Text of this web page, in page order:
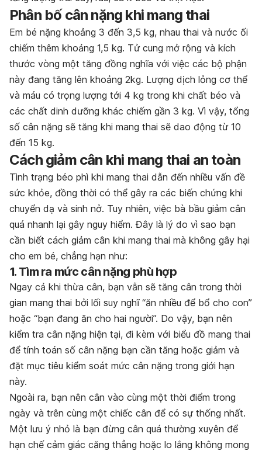
Phân bố cân nặng khi mang thai
Em bé nặng khoảng 3 đến 3,5 kg, nhau thai và nước ối
chiếm thêm khoảng 1,5 kg. Tử cung mở rộng và kích
thước vòng một tăng đồng nghĩa với việc các bộ phận
này đang tăng lên khoảng 2kg. Lượng dịch lỏng cơ thể
và máu có trọng lượng tới 4 kg trong khi chất béo và
các chất dinh dưỡng khác chiếm gần 3 kg. Vì vậy, tổng
số cân nặng sẽ tăng khi mang thai sẽ dao động từ 10
đến 15 kg.
Cách giảm cân khi mang thai an toàn
Tình trạng béo phì khi mang thai dẫn đến nhiều vấn đề
sức khỏe, đồng thời có thể gây ra các biến chứng khi
chuyển dạ và sinh nở. Tuy nhiên, việc bà bầu giảm cân
quá nhanh lại gây nguy hiểm. Đây là lý do vì sao bạn
cần biết cách giảm cân khi mang thai mà không gây hại
cho em bé, chẳng hạn như:
1. Tìm ra mức cân nặng phù hợp
Ngay cả khi thừa cân, bạn vẫn sẽ tăng cân trong thời
gian mang thai bởi lối suy nghĩ “ăn nhiều để bổ cho con”
hoặc “bạn đang ăn cho hai người”. Do vậy, bạn nên
kiểm tra cân nặng hiện tại, đi kèm với biểu đồ mang thai
để tính toán số cân nặng bạn cần tăng hoặc giảm và
đặt mục tiêu kiểm soát mức cân nặng trong giới hạn
này.
Ngoài ra, bạn nên cân vào cùng một thời điểm trong
ngày và trên cùng một chiếc cân để có sự thống nhất.
Một lưu ý nhỏ là bạn đừng cân quá thường xuyên để
hạn chế cảm giác căng thẳng hoặc lo lắng không mong